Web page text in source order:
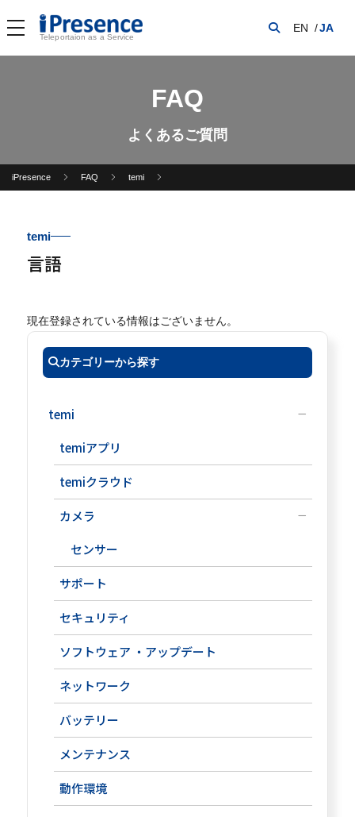
Teleportaion as a Service
EN JA
FAQ
よくあるご質問
iPresence FAQ temi
temi
言語
現在登録されている情報はございません。
カテゴリーから探す
temi
temiアプリ
temiクラウド
カメラ
センサー
サポート
セキュリティ
ソフトウェア ・アップデート
ネットワーク
バッテリー
メンテナンス
動作環境